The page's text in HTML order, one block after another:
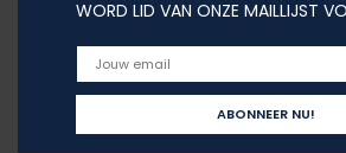
WORD LID VAN ONZE MAILLIJST